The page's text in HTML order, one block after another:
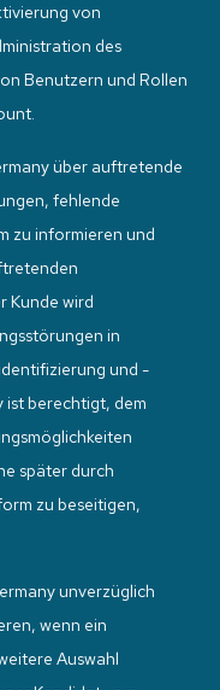
von
des
Benutzern und Rollen
über auftretende
fehlende
zu informieren und
Kunde wird
in
und -
berechtigt, dem
später durch
zu beseitigen,
unverzüglich
wenn ein
Auswahl